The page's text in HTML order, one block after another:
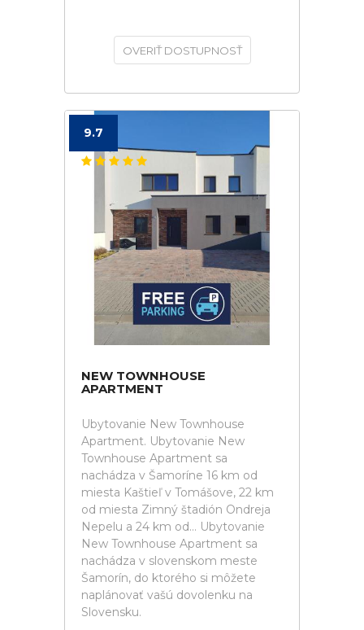
OVERIŤ DOSTUPNOSŤ
9.7
NEW TOWNHOUSE
APARTMENT
Ubytovanie New Townhouse
Apartment. Ubytovanie New
Townhouse Apartment sa
nachádza v Šamoríne 16 km od
miesta Kaštieľ v Tomášove, 22 km
od miesta Zimný štadión Ondreja
Nepelu a 24 km od... Ubytovanie
New Townhouse Apartment sa
nachádza v slovenskom meste
Šamorín, do ktorého si môžete
naplánovať vašú dovolenku na
Slovensku.